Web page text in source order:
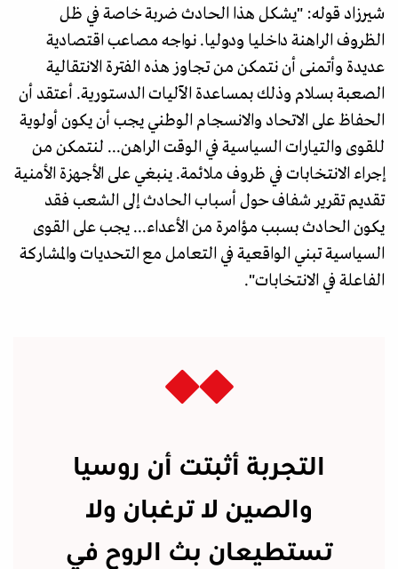
شيرزاد قوله: "يشكل هذا الحادث ضربة خاصة في ظل
الظروف الراهنة داخليا ودوليا. نواجه مصاعب اقتصادية
عديدة وأتمنى أن نتمكن من تجاوز هذه الفترة الانتقالية
الصعبة بسلام وذلك بمساعدة الآليات الدستورية. أعتقد أن
الحفاظ على الاتحاد والانسجام الوطني يجب أن يكون أولوية
للقوى والتيارات السياسية في الوقت الراهن... لنتمكن من
إجراء الانتخابات في ظروف ملائمة. ينبغي على الأجهزة الأمنية
تقديم تقرير شفاف حول أسباب الحادث إلى الشعب فقد
يكون الحادث بسبب مؤامرة من الأعداء... يجب على القوى
السياسية تبني الواقعية في التعامل مع التحديات والمشاركة
الفاعلة في الانتخابات".
التجربة أثبتت أن روسيا
والصين لا ترغبان ولا
تستطيعان بث الروح في